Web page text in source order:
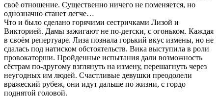
своё отношение. Существенно ничего не поменяется, но
однозначно станет легче…
Что и было сделано горячими сестричками Лизой и
Викторией. Дамы зажигают не по-детски, с огоньком. Каждая
в своём репертуаре. Лиза познала горький вкус измены, но не
сдалась под натиском обстоятельств. Вика выступила в роли
провокаторши. Пройденные испытания дали возможность
сёстрам по-другому взглянуть на измену, перешагнуть через
неугодных им людей. Счастливые девушки преодолели
вражеский рубеж, они идут дальше по жизни, с гордо
поднятой головой.